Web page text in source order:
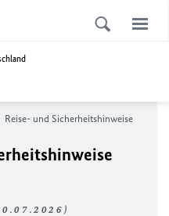
Reise- und Sicherheitshinweise